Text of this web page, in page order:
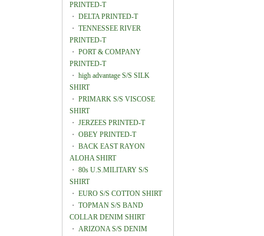
PRINTED-T
・ DELTA PRINTED-T
・ TENNESSEE RIVER
PRINTED-T
・ PORT & COMPANY
PRINTED-T
・ high advantage S/S SILK
SHIRT
・ PRIMARK S/S VISCOSE
SHIRT
・ JERZEES PRINTED-T
・ OBEY PRINTED-T
・ BACK EAST RAYON
ALOHA SHIRT
・ 80s U.S.MILITARY S/S
SHIRT
・ EURO S/S COTTON SHIRT
・ TOPMAN S/S BAND
COLLAR DENIM SHIRT
・ ARIZONA S/S DENIM